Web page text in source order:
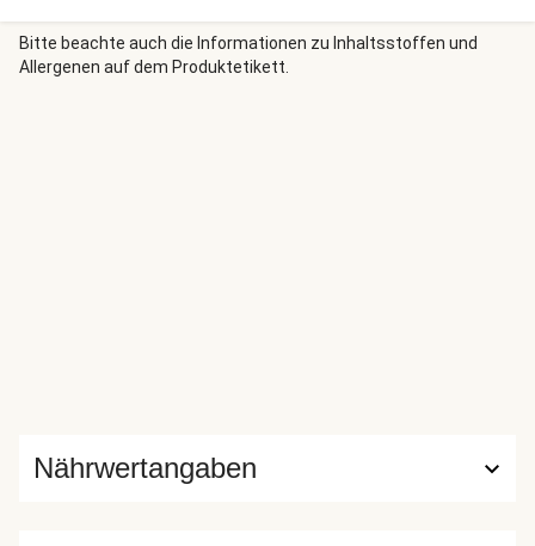
Deinem Burgerglück nichts mehr im Weg. Lass es Dir
schmecken!
Bitte beachte auch die Informationen zu Inhaltsstoffen und
Allergenen auf dem Produktetikett.
Nährwertangaben